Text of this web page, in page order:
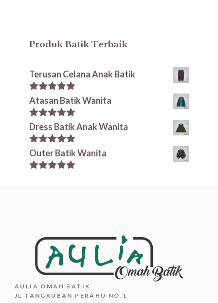
Produk Batik Terbaik
Terusan Celana Anak Batik
5.00out of
5
Atasan Batik Wanita
5.00out of
5
Dress Batik Anak Wanita
5.00out of
5
Outer Batik Wanita
AULIA OMAH BATIK
JL TANGKUBAN PERAHU NO.1